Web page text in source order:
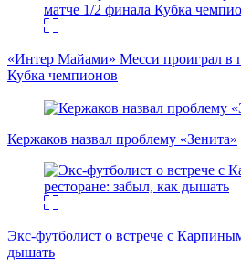
«Интер Майами» Месси проиграл в
Кубка чемпионов
Кержаков назвал проблему «Зенита»
Экс-футболист о встрече с
дышать